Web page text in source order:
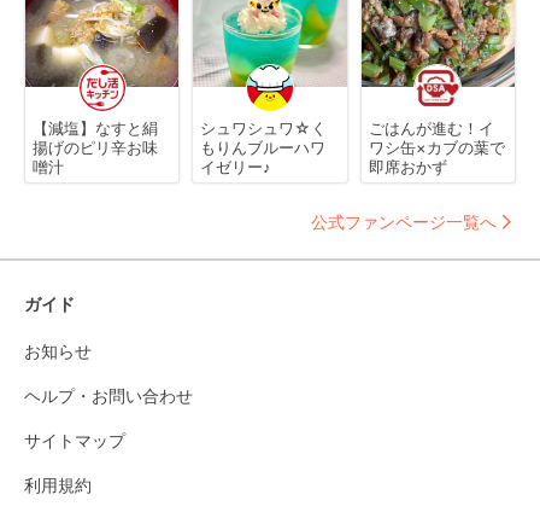
【減塩】なすと絹
揚げのピリ辛お味
噌汁
シュワシュワ☆く
もりんブルーハワ
イゼリー♪
ごはんが進む！イ
ワシ缶×カブの葉で
即席おかず
公式ファンページ一覧へ
ガイド
お知らせ
ヘルプ・お問い合わせ
サイトマップ
利用規約